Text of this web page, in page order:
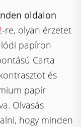
oldalon
-re, olyan érzetet
papíron
Carta
és
papír
Olvasás
hogy minden